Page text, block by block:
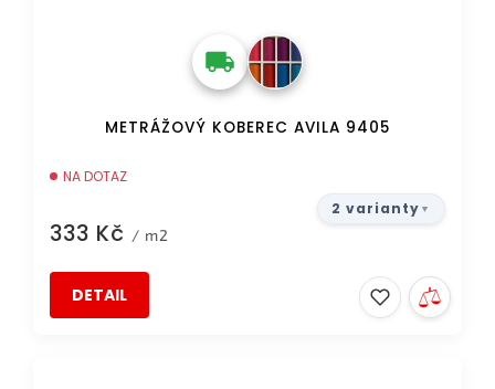
METRÁŽOVÝ KOBEREC AVILA 9405
NA DOTAZ
333 Kč / m2
DETAIL
2 varianty